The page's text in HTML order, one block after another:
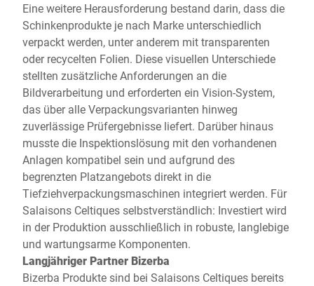
Eine weitere Herausforderung bestand darin, dass die
Schinkenprodukte je nach Marke unterschiedlich
verpackt werden, unter anderem mit transparenten
oder recycelten Folien. Diese visuellen Unterschiede
stellten zusätzliche Anforderungen an die
Bildverarbeitung und erforderten ein Vision-System,
das über alle Verpackungsvarianten hinweg
zuverlässige Prüfergebnisse liefert. Darüber hinaus
musste die Inspektionslösung mit den vorhandenen
Anlagen kompatibel sein und aufgrund des
begrenzten Platzangebots direkt in die
Tiefziehverpackungsmaschinen integriert werden. Für
Salaisons Celtiques selbstverständlich: Investiert wird
in der Produktion ausschließlich in robuste, langlebige
und wartungsarme Komponenten.
Langjähriger Partner Bizerba
Bizerba Produkte sind bei Salaisons Celtiques bereits